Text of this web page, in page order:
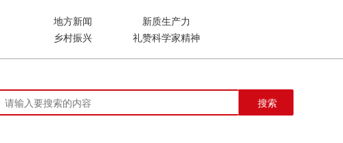
地方新闻
新质生产力
乡村振兴 礼赞科学家精神
搜索